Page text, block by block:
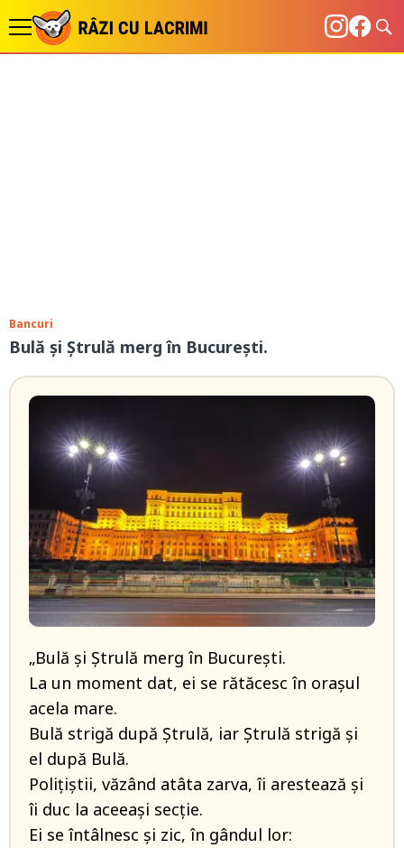
Bancuri
Bulă și Ștrulă merg în București.
„Bulă și Ștrulă merg în București.
La un moment dat, ei se rătăcesc în orașul
acela mare.
Bulă strigă după Ștrulă, iar Ștrulă strigă și
el după Bulă.
Polițiștii, văzând atâta zarva, îi arestează și
îi duc la aceeași secție.
Ei se întâlnesc și zic, în gândul lor: